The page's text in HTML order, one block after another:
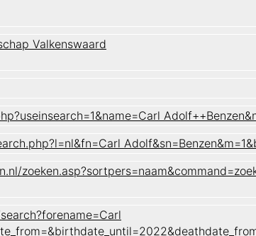
Valkenswaard